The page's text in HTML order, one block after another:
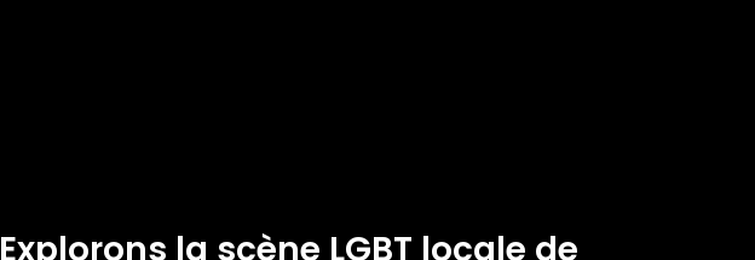
Explorons la scène LGBT locale de